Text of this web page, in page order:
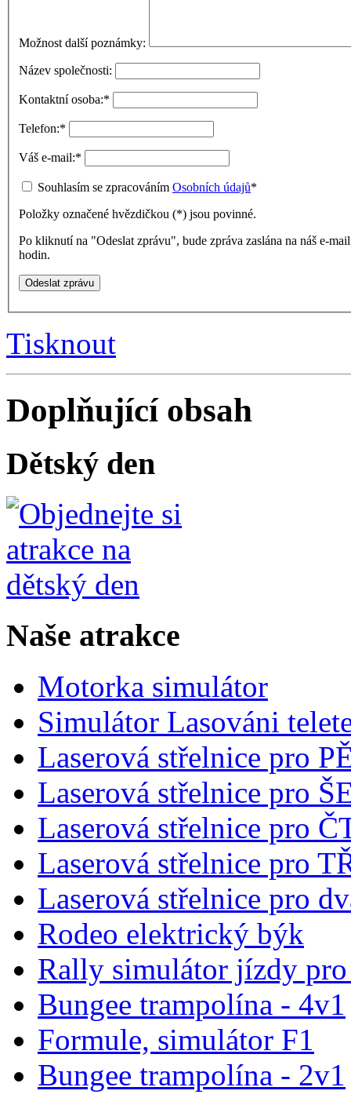
Možnost další poznámky:
Název společnosti:
Kontaktní osoba:*
Telefon:*
Váš e-mail:*
Souhlasím se zpracováním Osobních údajů*
Položky označené hvězdičkou (*) jsou povinné.
Po kliknutí na "Odeslat zprávu", bude zpráva zaslána na náš e-
hodin.
Tisknout
Doplňující obsah
Dětský den
Naše atrakce
Motorka simulátor
Simulátor Lasováni
Laserová střelnice pro
Laserová střelnice pro
Laserová střelnice pro
Laserová střelnice pro
Laserová střelnice pro
Rodeo elektrický býk
Rally simulátor jízdy
Bungee trampolína - 4v1
Formule, simulátor F1
Bungee trampolína - 2v1